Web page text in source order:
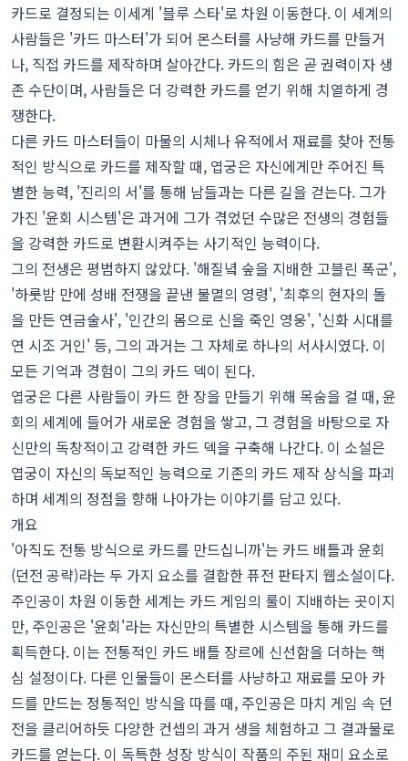
카드로 결정되는 이세계 '블루 스타'로 차원 이동한다. 이 세계의
사람들은 '카드 마스터'가 되어 몬스터를 사냥해 카드를 만들거
나, 직접 카드를 제작하며 살아간다. 카드의 힘은 곧 권력이자 생
존 수단이며, 사람들은 더 강력한 카드를 얻기 위해 치열하게 경
쟁한다.
다른 카드 마스터들이 마물의 시체나 유적에서 재료를 찾아 전통
적인 방식으로 카드를 제작할 때, 엽궁은 자신에게만 주어진 특
별한 능력, '진리의 서'를 통해 남들과는 다른 길을 걷는다. 그가
가진 '윤회 시스템'은 과거에 그가 겪었던 수많은 전생의 경험들
을 강력한 카드로 변환시켜주는 사기적인 능력이다.
그의 전생은 평범하지 않았다. '해질녘 숲을 지배한 고블린 폭군',
'하룻밤 만에 성배 전쟁을 끝낸 불멸의 영령', '최후의 현자의 돌
을 만든 연금술사', '인간의 몸으로 신을 죽인 영웅', '신화 시대를
연 시조 거인' 등, 그의 과거는 그 자체로 하나의 서사시였다. 이
모든 기억과 경험이 그의 카드 덱이 된다.
엽궁은 다른 사람들이 카드 한 장을 만들기 위해 목숨을 걸 때, 윤
회의 세계에 들어가 새로운 경험을 쌓고, 그 경험을 바탕으로 자
신만의 독창적이고 강력한 카드 덱을 구축해 나간다. 이 소설은
엽궁이 자신의 독보적인 능력으로 기존의 카드 제작 상식을 파괴
하며 세계의 정점을 향해 나아가는 이야기를 담고 있다.
개요
'아직도 전통 방식으로 카드를 만드십니까'는 카드 배틀과 윤회
(던전 공략)라는 두 가지 요소를 결합한 퓨전 판타지 웹소설이다.
주인공이 차원 이동한 세계는 카드 게임의 룰이 지배하는 곳이지
만, 주인공은 '윤회'라는 자신만의 특별한 시스템을 통해 카드를
획득한다. 이는 전통적인 카드 배틀 장르에 신선함을 더하는 핵
심 설정이다. 다른 인물들이 몬스터를 사냥하고 재료를 모아 카
드를 만드는 정통적인 방식을 따를 때, 주인공은 마치 게임 속 던
전을 클리어하듯 다양한 컨셉의 과거 생을 체험하고 그 결과물로
카드를 얻는다. 이 독특한 성장 방식이 작품의 주된 재미 요소로